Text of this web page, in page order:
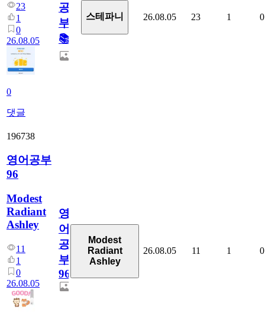
23
1
0
26.08.05
0
댓글
공
부!
📚
스테파니 26.08.05 23 1 0
196738
영어공부
96
Modest
Radiant
Ashley
11
1
0
26.08.05
영
어
공
부
96
Modest
Radiant
Ashley
26.08.05 11 1 0